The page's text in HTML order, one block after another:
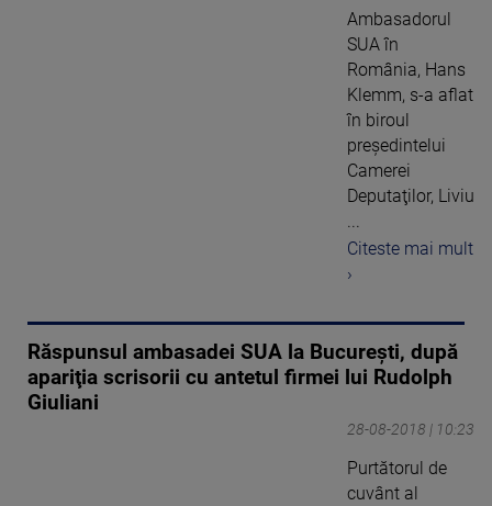
Ambasadorul
SUA în
România, Hans
Klemm, s-a aflat
în biroul
preşedintelui
Camerei
Deputaţilor, Liviu
...
Citeste mai mult
›
Răspunsul ambasadei SUA la Bucureşti, după
apariţia scrisorii cu antetul firmei lui Rudolph
Giuliani
28-08-2018 | 10:23
Purtătorul de
cuvânt al